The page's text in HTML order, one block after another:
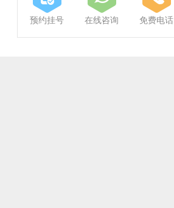
预约挂号 在线咨询 免费电话